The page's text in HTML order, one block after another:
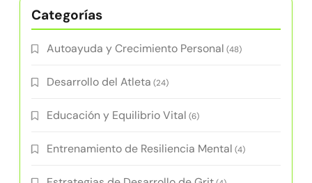
Categorías
Autoayuda y Crecimiento Personal (48)
Desarrollo del Atleta (24)
Educación y Equilibrio Vital (6)
Entrenamiento de Resiliencia Mental (4)